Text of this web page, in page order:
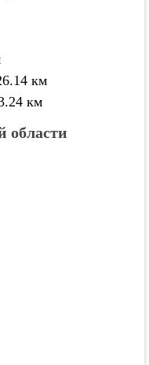
км
км
области